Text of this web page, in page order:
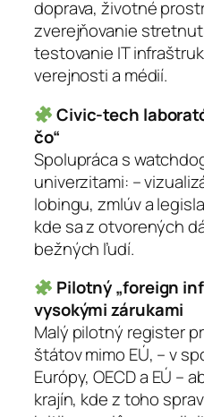
doprava, životné
zverejňovanie
testovanie IT
verejnosti a médií.
Civic-tech
čo“
Spolupráca s
univerzitami: –
lobingu, zmlúv a
kde sa z otvorených
bežných ľudí.
Pilotný „foreign
vysokými zárukami
Malý pilotný register
štátov mimo EÚ, – v
Európy, OECD a EÚ –
krajín, kde z toho